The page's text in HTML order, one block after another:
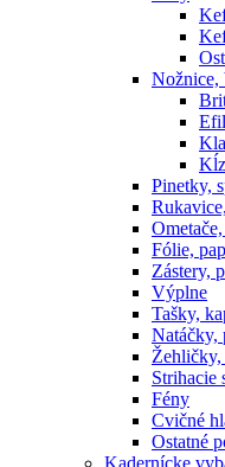
Nožnice,
Pinetky,
Fólie,
Zástery,
Výplne
Tašky,
Natáčky,
Strihacie
Fény
Cvičné
Ostatné
Kadernícke